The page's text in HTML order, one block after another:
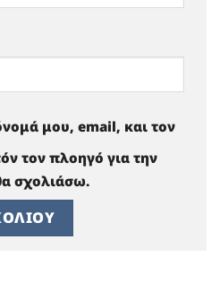
μου, email, και τον
τον πλοηγό για την
σχολιάσω.